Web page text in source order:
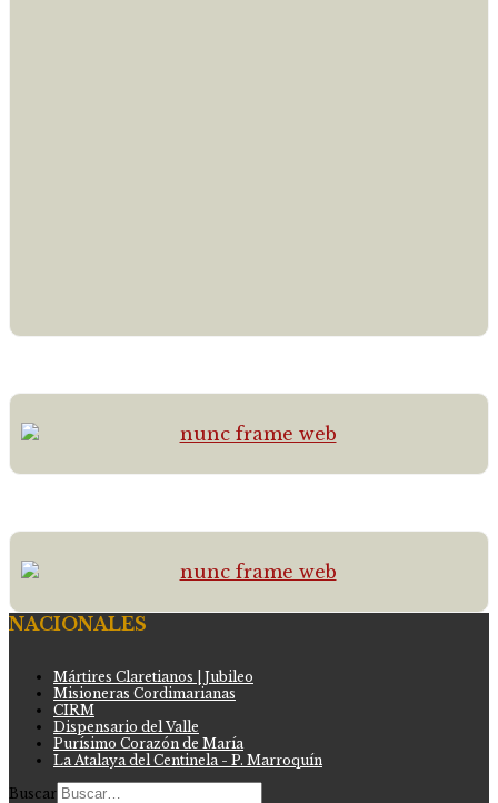
NACIONALES
Mártires Claretianos | Jubileo
Misioneras Cordimarianas
CIRM
Dispensario del Valle
Purísimo Corazón de María
La Atalaya del Centinela - P. Marroquín
Buscar